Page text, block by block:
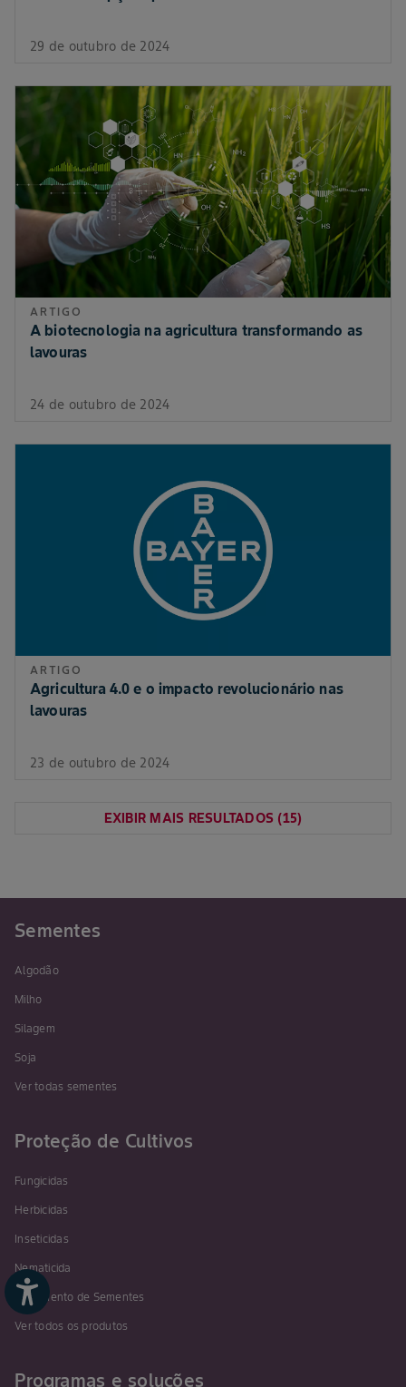
29 de outubro de 2024
ARTIGO
A biotecnologia na agricultura transformando as
lavouras
24 de outubro de 2024
ARTIGO
Agricultura 4.0 e o impacto revolucionário nas
lavouras
23 de outubro de 2024
EXIBIR MAIS RESULTADOS (15)
Sementes
Algodão
Milho
Silagem
Soja
Ver todas sementes
Proteção de Cultivos
Fungicidas
Herbicidas
Inseticidas
Nematicida
Tratamento de Sementes
Ver todos os produtos
Programas e soluções